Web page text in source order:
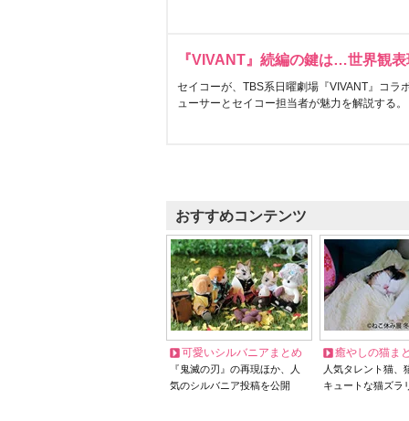
『VIVANT』続編の鍵は…世界観
セイコーが、TBS系日曜劇場『VIVANT』コラ
ューサーとセイコー担当者が魅力を解説する。
おすすめコンテンツ
可愛いシルバニアまとめ
『鬼滅の刃』の再現ほか、人
気のシルバニア投稿を公開
癒やしの猫ま
人気タレント猫
キュートな猫ズラ